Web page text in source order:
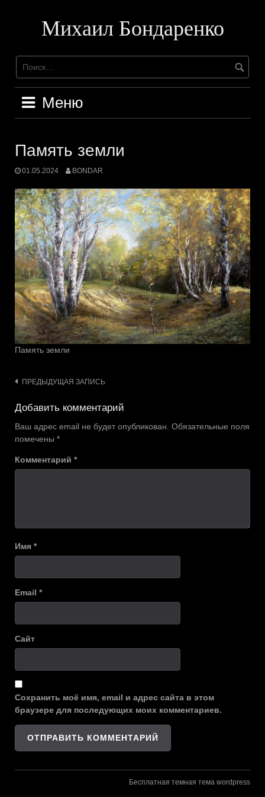
содержимомуМихаил Бондаренко
Меню
Память земли
01.05.2024 BONDAR
Память земли
Навигация
записям
ПРЕДЫДУЩАЯ ЗАПИСЬ
Добавить комментарий
Ваш адрес email не будет опубликован. Обязательные поля
помечены *
Комментарий *
Имя *
Email *
Сайт
Сохранить моё имя, email и адрес сайта в этом
браузере для последующих моих комментариев.
Бесплатная темная тема wordpress